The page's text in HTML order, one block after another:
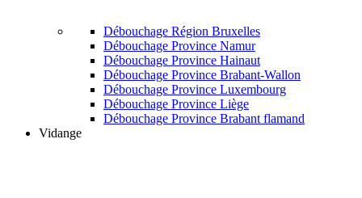
Débouchage Région Bruxelles
Débouchage Province Namur
Débouchage Province Hainaut
Débouchage Province Brabant-Wallon
Débouchage Province Luxembourg
Débouchage Province Liège
Débouchage Province Brabant flamand
Vidange